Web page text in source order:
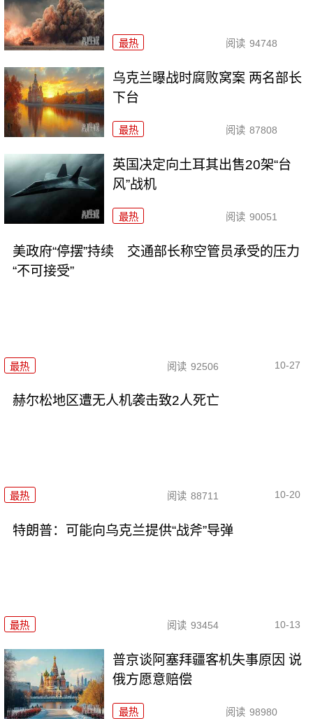
最热 阅读 94748
乌克兰曝战时腐败窝案 两名部长
下台
最热 阅读 87808
英国决定向土耳其出售20架“台
风”战机
最热 阅读 90051
美政府“停摆”持续 交通部长称空管员承受的压力
“不可接受”
最热 阅读 92506 10-27
赫尔松地区遭无人机袭击致2人死亡
最热 阅读 88711 10-20
特朗普：可能向乌克兰提供“战斧”导弹
最热 阅读 93454 10-13
普京谈阿塞拜疆客机失事原因 说
俄方愿意赔偿
最热 阅读 98980